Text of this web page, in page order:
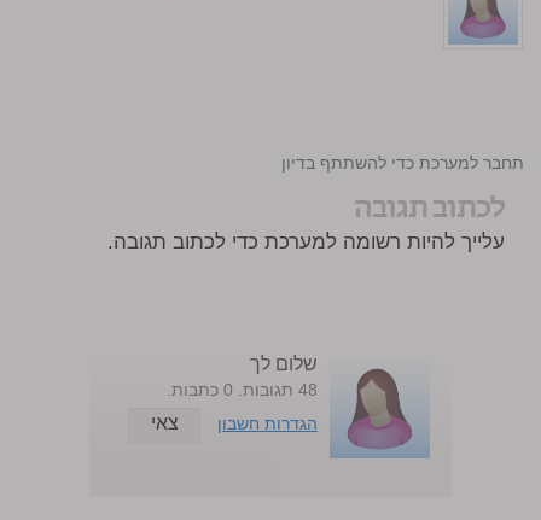
התחבר למערכת כדי להשתתף בדיון
לכתוב תגובה
עלייך להיות רשומה למערכת כדי לכתוב תגובה.
שלום לך
48 תגובות. 0 כתבות.
הגדרות חשבון
צאי